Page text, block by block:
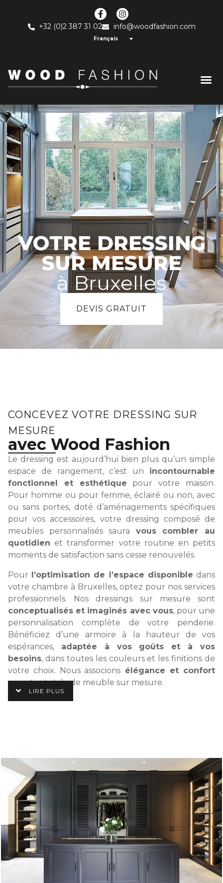
+32 (0)2 387 31 02 info@woodfashion.com
Français
VOTRE DRESSING
SUR MESURE
à Bruxelles
DEVIS GRATUIT
CONCEVEZ VOTRE DRESSING SUR
MESURE
avec Wood Fashion
Le dressing est aujourd’hui bien plus qu’un simple
espace de rangement, c’est un incontournable
fonctionnel et esthétique pour votre maison.
Pour homme ou pour femme, éclairé ou non, avec
ou sans portes, doté d’aménagements spécifiques
pour vos accessoires, votre dressing composé de
meubles personnalisés saura vous combler au
quotidien et transformer votre routine en petits
moments de satisfaction sans cesse renouvelés.
Pour l’optimisation de l’espace disponible dans
votre chambre à Bruxelles, optez pour nos services
professionnels. Nos dressings sur mesure sont
conceptualisés et imaginés avec vous, pour une
personnalisation complète de votre penderie.
Bénéficiez d’une armoire à la hauteur de vos
espérances, adaptée à vos goûts et à vos
besoins, dans toutes les couleurs et les finitions de
votre choix. Nous associons élégance et confort
pour tout style de meuble sur mesure.
LIRE PLUS